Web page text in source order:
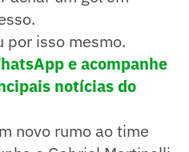
por isso mesmo.
e acompanhe
notícias do
novo rumo ao time